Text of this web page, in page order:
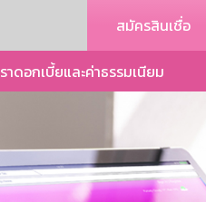
สมัครสินเชื่อ
าดอกเบี้ยและค่าธรรมเนียม